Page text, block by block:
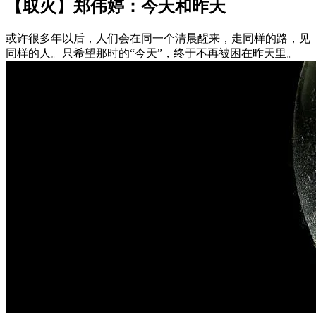
【取火】郑伟婷：今天和昨天
或许很多年以后，人们会在同一个清晨醒来，走同样的路，见
同样的人。只希望那时的“今天”，终于不再被困在昨天里。